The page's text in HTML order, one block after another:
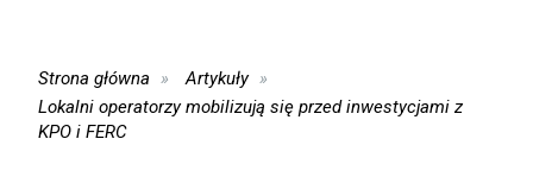
Strona główna
Artykuły
Lokalni operatorzy mobilizują się przed inwestycjami z
KPO i FERC